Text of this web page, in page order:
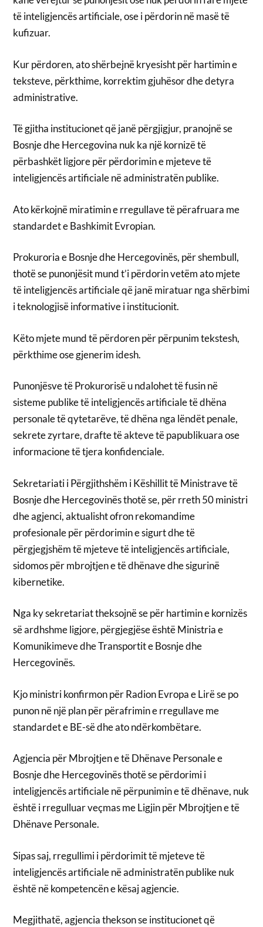
të inteligjencës artificiale, ose i përdorin në masë të
kufizuar.
Kur përdoren, ato shërbejnë kryesisht për hartimin e
teksteve, përkthime, korrektim gjuhësor dhe detyra
administrative.
Të gjitha institucionet që janë përgjigjur, pranojnë se
Bosnje dhe Hercegovina nuk ka një kornizë të
përbashkët ligjore për përdorimin e mjeteve të
inteligjencës artificiale në administratën publike.
Ato kërkojnë miratimin e rregullave të përafruara me
standardet e Bashkimit Evropian.
Prokuroria e Bosnje dhe Hercegovinës, për shembull,
thotë se punonjësit mund t’i përdorin vetëm ato mjete
të inteligjencës artificiale që janë miratuar nga shërbimi
i teknologjisë informative i institucionit.
Këto mjete mund të përdoren për përpunim tekstesh,
përkthime ose gjenerim idesh.
Punonjësve të Prokurorisë u ndalohet të fusin në
sisteme publike të inteligjencës artificiale të dhëna
personale të qytetarëve, të dhëna nga lëndët penale,
sekrete zyrtare, drafte të akteve të papublikuara ose
informacione të tjera konfidenciale.
Sekretariati i Përgjithshëm i Këshillit të Ministrave të
Bosnje dhe Hercegovinës thotë se, për rreth 50 ministri
dhe agjenci, aktualisht ofron rekomandime
profesionale për përdorimin e sigurt dhe të
përgjegjshëm të mjeteve të inteligjencës artificiale,
sidomos për mbrojtjen e të dhënave dhe sigurinë
kibernetike.
Nga ky sekretariat theksojnë se për hartimin e kornizës
së ardhshme ligjore, përgjegjëse është Ministria e
Komunikimeve dhe Transportit e Bosnje dhe
Hercegovinës.
Kjo ministri konfirmon për Radion Evropa e Lirë se po
punon në një plan për përafrimin e rregullave me
standardet e BE-së dhe ato ndërkombëtare.
Agjencia për Mbrojtjen e të Dhënave Personale e
Bosnje dhe Hercegovinës thotë se përdorimi i
inteligjencës artificiale në përpunimin e të dhënave, nuk
është i rregulluar veçmas me Ligjin për Mbrojtjen e të
Dhënave Personale.
Sipas saj, rregullimi i përdorimit të mjeteve të
inteligjencës artificiale në administratën publike nuk
është në kompetencën e kësaj agjencie.
Megjithatë, agjencia thekson se institucionet që